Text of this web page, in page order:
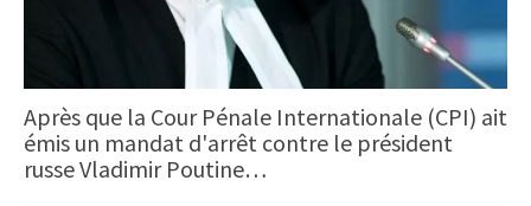
Après que la Cour Pénale Internationale (CPI) ait
émis un mandat d'arrêt contre le président
russe Vladimir Poutine…